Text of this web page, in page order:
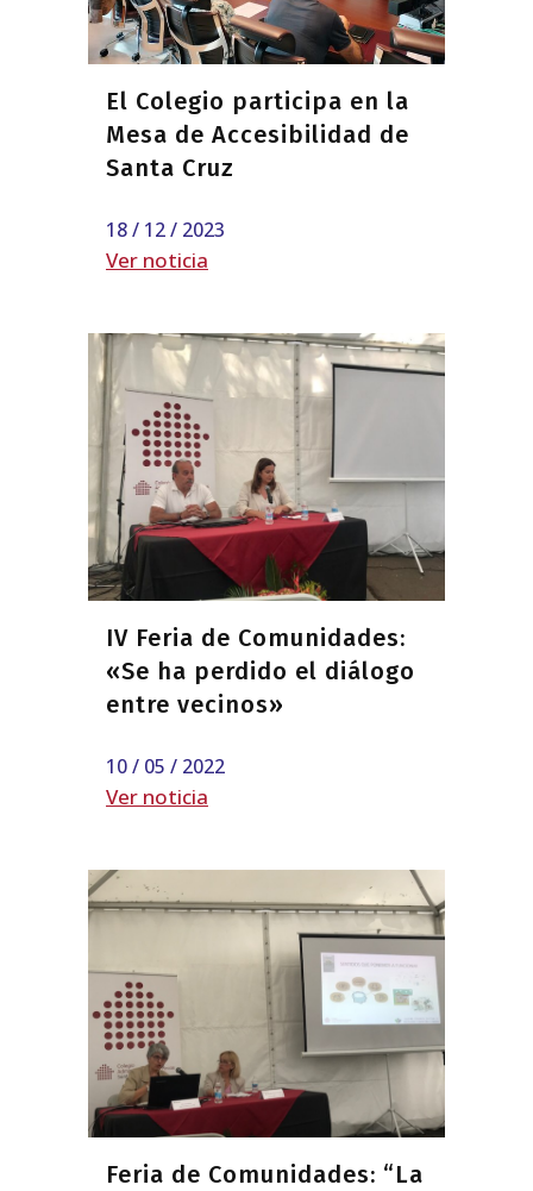
El Colegio participa en la
Mesa de Accesibilidad de
Santa Cruz
18 / 12 / 2023
Ver noticia
IV Feria de Comunidades:
«Se ha perdido el diálogo
entre vecinos»
10 / 05 / 2022
Ver noticia
Feria de Comunidades: “La